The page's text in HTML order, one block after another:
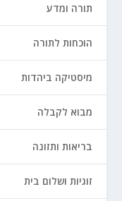
תורה ומדע
הוכחות לתורה
מיסטיקה ביהדות
מבוא לקבלה
בריאות ותזונה
זוגיות ושלום בית